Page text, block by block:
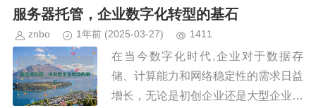
一种基于云计算技术的虚拟化计算资
服务器托管，企业数字化转型的基石
znbo 1年前 (2025-03-27) 1411
在当今数字化时代,企业对于数据存
储、计算能力和网络稳定性的需求日益
增长，无论是初创企业还是大型企业，